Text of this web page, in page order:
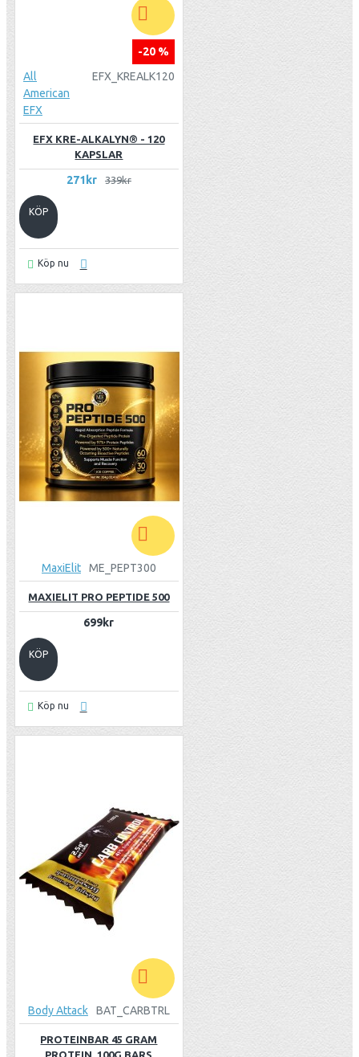
-20 %
All
American
EFX
EFX_KREALK120
EFX KRE-ALKALYN® - 120
KAPSLAR
271kr 339kr
KÖP
Köp nu
MaxiElit ME_PEPT300
MAXIELIT PRO PEPTIDE 500
699kr
KÖP
Köp nu
Body Attack BAT_CARBTRL
PROTEINBAR 45 GRAM
PROTEIN, 100G BARS